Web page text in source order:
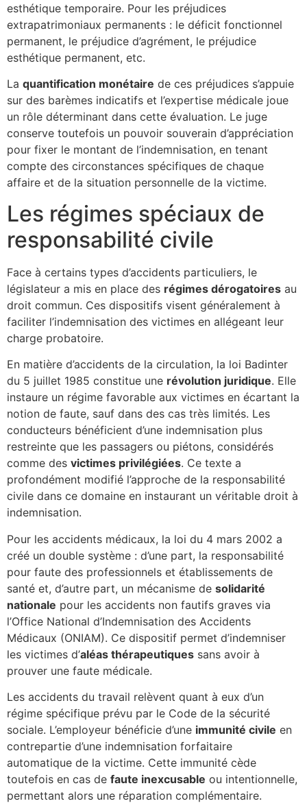
esthétique temporaire. Pour les préjudices
extrapatrimoniaux permanents : le déficit fonctionnel
permanent, le préjudice d’agrément, le préjudice
esthétique permanent, etc.
La quantification monétaire de ces préjudices s’appuie
sur des barèmes indicatifs et l’expertise médicale joue
un rôle déterminant dans cette évaluation. Le juge
conserve toutefois un pouvoir souverain d’appréciation
pour fixer le montant de l’indemnisation, en tenant
compte des circonstances spécifiques de chaque
affaire et de la situation personnelle de la victime.
Les régimes spéciaux de
responsabilité civile
Face à certains types d’accidents particuliers, le
législateur a mis en place des régimes dérogatoires au
droit commun. Ces dispositifs visent généralement à
faciliter l’indemnisation des victimes en allégeant leur
charge probatoire.
En matière d’accidents de la circulation, la loi Badinter
du 5 juillet 1985 constitue une révolution juridique. Elle
instaure un régime favorable aux victimes en écartant la
notion de faute, sauf dans des cas très limités. Les
conducteurs bénéficient d’une indemnisation plus
restreinte que les passagers ou piétons, considérés
comme des victimes privilégiées. Ce texte a
profondément modifié l’approche de la responsabilité
civile dans ce domaine en instaurant un véritable droit à
indemnisation.
Pour les accidents médicaux, la loi du 4 mars 2002 a
créé un double système : d’une part, la responsabilité
pour faute des professionnels et établissements de
santé et, d’autre part, un mécanisme de solidarité
nationale pour les accidents non fautifs graves via
l’Office National d’Indemnisation des Accidents
Médicaux (ONIAM). Ce dispositif permet d’indemniser
les victimes d’aléas thérapeutiques sans avoir à
prouver une faute médicale.
Les accidents du travail relèvent quant à eux d’un
régime spécifique prévu par le Code de la sécurité
sociale. L’employeur bénéficie d’une immunité civile en
contrepartie d’une indemnisation forfaitaire
automatique de la victime. Cette immunité cède
toutefois en cas de faute inexcusable ou intentionnelle,
permettant alors une réparation complémentaire.